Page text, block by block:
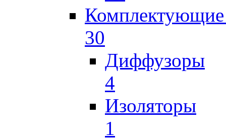
Комплектующие
30
Диффузоры
4
Изоляторы
1